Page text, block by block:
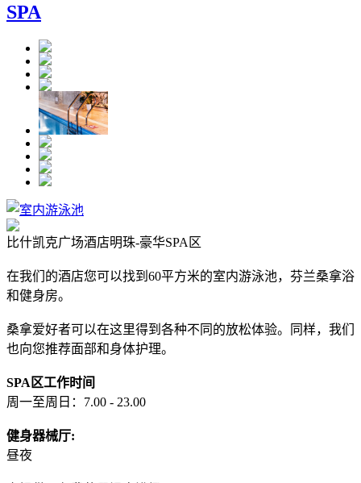
SPA
比什凯克广场酒店明珠-豪华SPA区
在我们的酒店您可以找到60平方米的室内游泳池，芬兰桑拿浴
和健身房。
桑拿爱好者可以在这里得到各种不同的放松体验。同样，我们
也向您推荐面部和身体护理。
SPA区工作时间
周一至周日：7.00 - 23.00
健身器械厅:
昼夜